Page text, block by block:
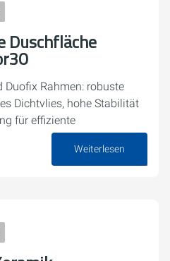
Duschfläche
Duofix Rahmen: robuste
Dichtvlies, hohe Stabilität
für effiziente
Weiterlesen